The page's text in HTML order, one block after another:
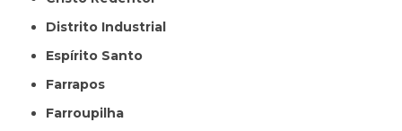
Distrito Industrial
Espírito Santo
Farrapos
Farroupilha